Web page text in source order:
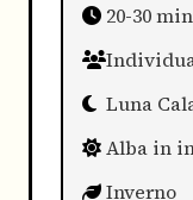
20-30
Luna
Alba in
Inverno